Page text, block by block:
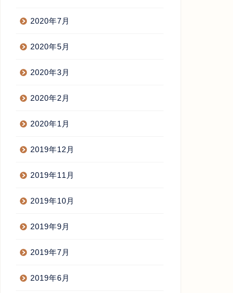
2020年7月
2020年5月
2020年3月
2020年2月
2020年1月
2019年12月
2019年11月
2019年10月
2019年9月
2019年7月
2019年6月